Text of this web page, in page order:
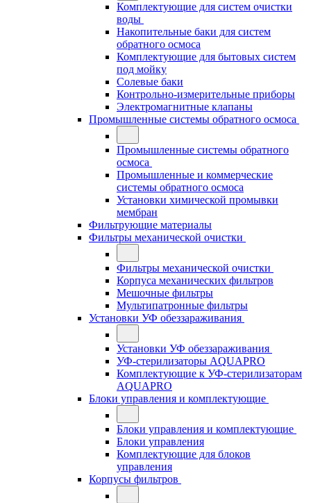
Комплектующие для систем очистки
воды
Накопительные баки для систем
обратного осмоса
Комплектующие для бытовых систем
под мойку
Солевые баки
Контрольно-измерительные приборы
Электромагнитные клапаны
Промышленные системы обратного осмоса
Промышленные системы обратного
осмоса
Промышленные и коммерческие
системы обратного осмоса
Установки химической промывки
мембран
Фильтрующие материалы
Фильтры механической очистки
Фильтры механической очистки
Корпуса механических фильтров
Мешочные фильтры
Мультипатронные фильтры
Установки УФ обеззараживания
Установки УФ обеззараживания
УФ-стерилизаторы AQUAPRO
Комплектующие к УФ-стерилизаторам
AQUAPRO
Блоки управления и комплектующие
Блоки управления и комплектующие
Блоки управления
Комплектующие для блоков
управления
Корпусы фильтров